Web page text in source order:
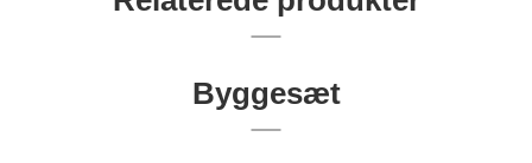
Byggesæt